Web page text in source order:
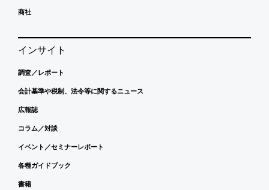
商社
インサイト
調査／レポート
会計基準や税制、法令等に関するニュース
広報誌
コラム／対談
イベント／セミナーレポート
各種ガイドブック
書籍